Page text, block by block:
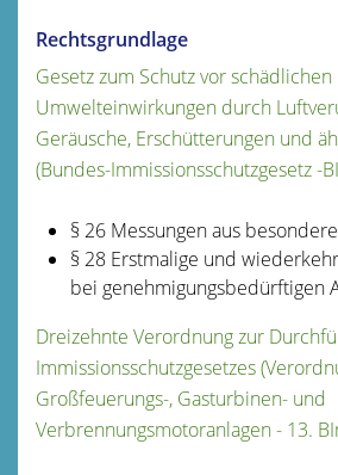
Rechtsgrundlage
Gesetz zum Schutz vor schädlichen
Umwelteinwirkungen durch
Geräusche, Erschütterungen und
(Bundes-Immissionsschutzgesetz -
§ 26 Messungen aus
§ 28 Erstmalige und
bei genehmigungsbedürftigen
Dreizehnte Verordnung zur
Immissionsschutzgesetzes
Großfeuerungs-, Gasturbinen- und
Verbrennungsmotoranlagen - 13.